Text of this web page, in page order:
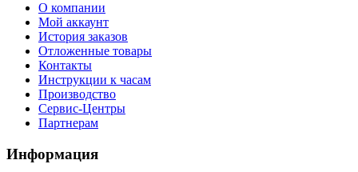
О компании
Мой аккаунт
История заказов
Отложенные товары
Контакты
Инструкции к часам
Производство
Сервис-Центры
Партнерам
Информация